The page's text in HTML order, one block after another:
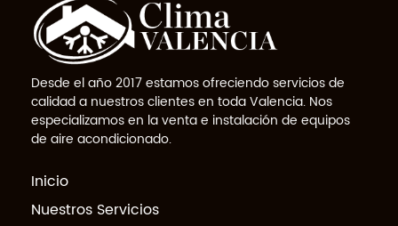
Desde el año 2017 estamos ofreciendo servicios de
calidad a nuestros clientes en toda Valencia. Nos
especializamos en la venta e instalación de equipos
de aire acondicionado.
Inicio
Nuestros Servicios